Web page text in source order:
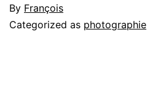
By François
Categorized as photographie